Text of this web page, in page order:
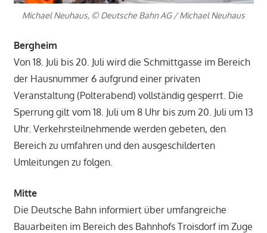
Michael Neuhaus, © Deutsche Bahn AG / Michael Neuhaus
Bergheim
Von 18. Juli bis 20. Juli wird die Schmittgasse im Bereich
der Hausnummer 6 aufgrund einer privaten
Veranstaltung (Polterabend) vollständig gesperrt. Die
Sperrung gilt vom 18. Juli um 8 Uhr bis zum 20. Juli um 13
Uhr. Verkehrsteilnehmende werden gebeten, den
Bereich zu umfahren und den ausgeschilderten
Umleitungen zu folgen.
Mitte
Die Deutsche Bahn informiert über umfangreiche
Bauarbeiten im Bereich des Bahnhofs Troisdorf im Zuge